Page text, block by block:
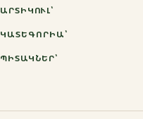
Ջազվա
ԱՐՏԻԿՈՒԼ՝
ԿԱՏԵԳՈՐԻԱ՝
ՊԻՏԱԿՆԵՐ՝